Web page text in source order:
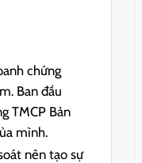
chứng
Ban đầu
TMCP Bản
mình.
nên tạo sự